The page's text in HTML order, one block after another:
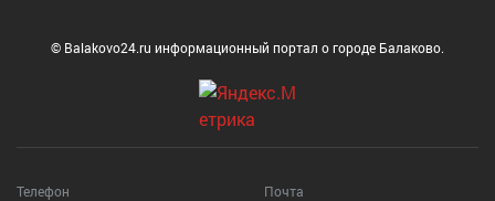
© Balakovo24.ru информационный портал о городе Балаково.
Телефон Почта